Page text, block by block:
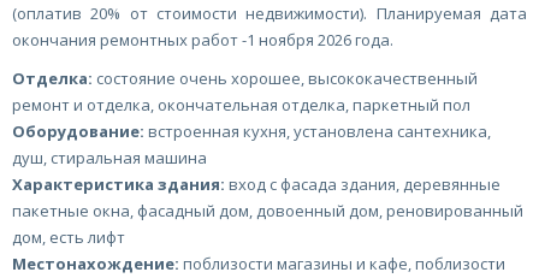
(оплатив 20% от стоимости недвижимости). Планируемая дата
окончания ремонтных работ -1 ноября 2026 года.
Отделка: состояние очень хорошее, высококачественный
ремонт и отделка, окончательная отделка, паркетный пол
Оборудование: встроенная кухня, установлена сантехника,
душ, стиральная машина
Характеристика здания: вход с фасада здания, деревянные
пакетные окна, фасадный дом, довоенный дом, реновированный
дом, есть лифт
Местонахождение: поблизости магазины и кафе, поблизости